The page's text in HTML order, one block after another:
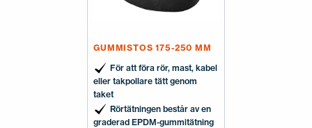
GUMMISTOS 175-250 MM
För att föra rör, mast, kabel
eller takpollare tätt genom
taket
Rörtätningen består av en
graderad EPDM-gummitätning